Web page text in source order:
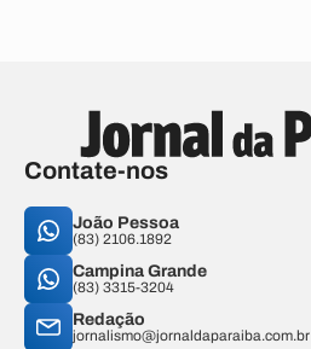
Contate-nos
João Pessoa
(83) 2106.1892
Campina Grande
(83) 3315-3204
Redação
jornalismo@jornaldaparaiba.com.br